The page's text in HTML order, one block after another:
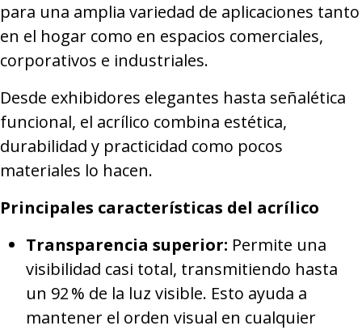
para una amplia variedad de aplicaciones tanto
en el hogar como en espacios comerciales,
corporativos e industriales.
Desde exhibidores elegantes hasta señalética
funcional, el acrílico combina estética,
durabilidad y practicidad como pocos
materiales lo hacen.
Principales características del acrílico
Transparencia superior: Permite una
visibilidad casi total, transmitiendo hasta
un 92 % de la luz visible. Esto ayuda a
mantener el orden visual en cualquier